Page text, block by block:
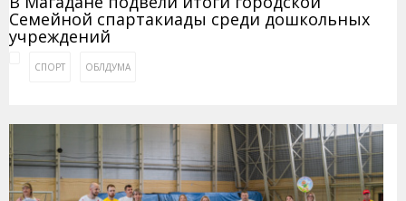
Семейной спартакиады среди дошкольных
учреждений
СПОРТ ОБЛДУМА